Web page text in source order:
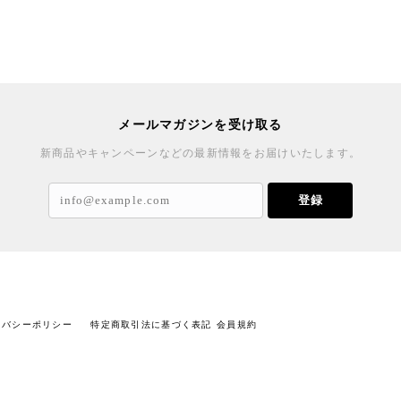
メールマガジンを受け取る
新商品やキャンペーンなどの最新情報をお届けいたします。
登録
シーポリシー 特定商取引法に基づく表記 会員規約